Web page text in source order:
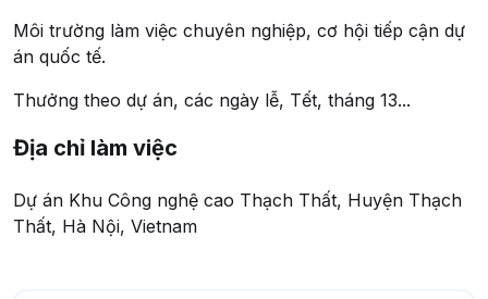
Môi trường làm việc chuyên nghiệp, cơ hội tiếp cận dự
án quốc tế.
Thưởng theo dự án, các ngày lễ, Tết, tháng 13...
Địa chỉ làm việc
Dự án Khu Công nghệ cao Thạch Thất, Huyện Thạch
Thất, Hà Nội, Vietnam